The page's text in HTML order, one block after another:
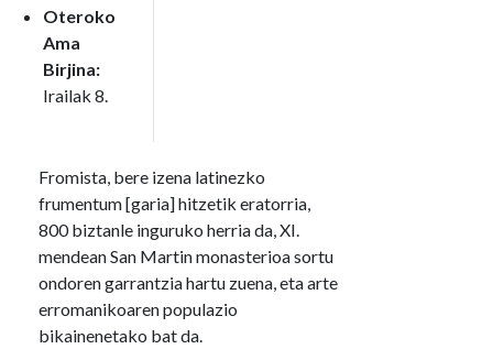
Oteroko
Ama
Birjina:
Irailak 8.
Fromista, bere izena latinezko
frumentum [garia] hitzetik eratorria,
800 biztanle inguruko herria da, XI.
mendean San Martin monasterioa sortu
ondoren garrantzia hartu zuena, eta arte
erromanikoaren populazio
bikainenetako bat da.